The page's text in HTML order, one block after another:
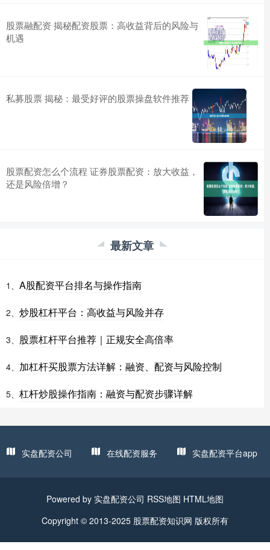
股票融配资 揭秘配资股票：高收益背后的风险与
机遇
私募股票 揭秘：最受好评的股票操盘软件推荐
股票配资怎么个流程 证券股票配资：放大收益，
还是风险倍增？
最新文章
1、 A股配资平台排名与操作指南
2、 炒股杠杆平台：高收益与风险并存
3、 股票杠杆平台推荐｜正规安全高倍率
4、 加杠杆买股票方法详解：融资、配资与风险控制
5、 杠杆炒股操作指南：融资与配资步骤详解
实盘配资公司 在线配资服务 实盘配资平台app
Powered by 实盘配资公司 RSS地图 HTML地图
Copyright © 2013-2025 股票配资知识网 版权所有